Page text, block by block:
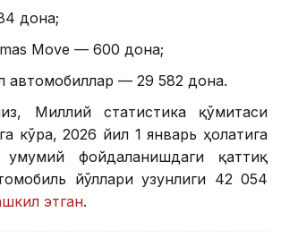
дона;
Move — 600 дона;
автомобиллар — 29 582 дона.
Миллий статистика қўмитаси
кўра, 2026 йил 1 январь ҳолатига
умумий фойдаланишдаги қаттиқ
йўллари узунлиги 42 054
этган.